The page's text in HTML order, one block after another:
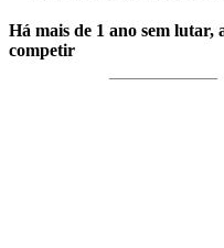
Há mais de 1 ano sem lutar,
competir